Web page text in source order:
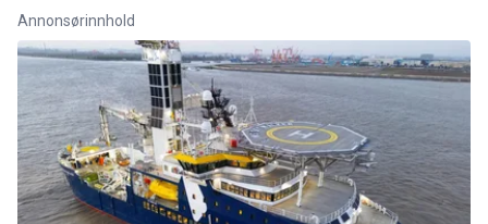
Annonsørinnhold